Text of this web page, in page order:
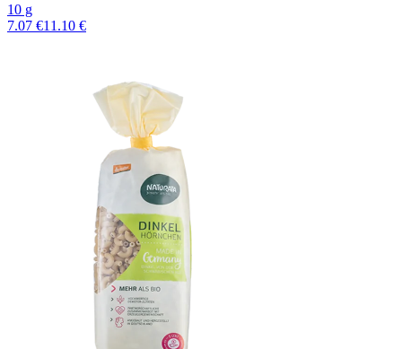
10 g
7.07 €11.10 €